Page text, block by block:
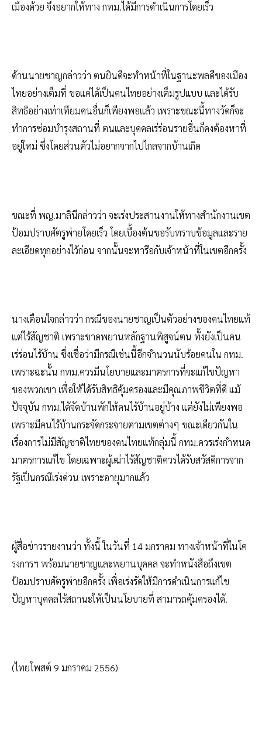
เมืองด้วย จึงอยากให้ทาง กทม.ได้มีการดำเนินการโดยเร็ว
ด้านนายชาญกล่าวว่า ตนยินดีจะทำหน้าที่ในฐานะพลดีของเมือง
ไทยอย่างเต็มที่ ขอแค่ได้เป็นคนไทยอย่างเต็มรูปแบบ และได้รับ
สิทธิอย่างเท่าเทียมคนอื่นก็เพียงพอแล้ว เพราะขณะนี้ทางวัดก็จะ
ทำการซ่อมบำรุงสถานที่ ตนและบุคคลเร่ร่อนรายอื่นก็คงต้องหาที่
อยู่ใหม่ ซึ่งโดยส่วนตัวไม่อยากจากไปไกลจากบ้านเกิด
ขณะที่ พญ.มาลินีกล่าวว่า จะเร่งประสานงานให้ทางสำนักงานเขต
ป้อมปราบศัตรูพ่ายโดยเร็ว โดยเบื้องต้นขอรับทราบข้อมูลและราย
ละเอียดทุกอย่างไว้ก่อน จากนั้นจะหารือกับเจ้าหน้าที่ในเขตอีกครั้ง
นางเตือนใจกล่าวว่า กรณีของนายชาญเป็นตัวอย่างของคนไทยแท้
แต่ไร้สัญชาติ เพราะขาดพยานหลักฐานพิสูจน์ตน ทั้งยังเป็นคน
เร่ร่อนไร้บ้าน ซึ่งเชื่อว่ามีกรณีเช่นนี้อีกจำนวนนับร้อยคนใน กทม.
เพราะฉะนั้น กทม.ควรมีนโยบายและมาตรการที่จะแก้ไขปัญหา
ของพวกเขา เพื่อให้ได้รับสิทธิคุ้มครองและมีคุณภาพชีวิตที่ดี แม้
ปัจจุบัน กทม.ได้จัดบ้านพักให้คนไร้บ้านอยู่บ้าง แต่ยังไม่เพียงพอ
เพราะมีคนไร้บ้านกระจัดกระจายตามเขตต่างๆ ขณะเดียวกันใน
เรื่องการไม่มีสัญชาติไทยของคนไทยแท้กลุ่มนี้ กทม.ควรเร่งกำหนด
มาตรการแก้ไข โดยเฉพาะผู้เฒ่าไร้สัญชาติควรได้รับสวัสดิการจาก
รัฐเป็นกรณีเร่งด่วน เพราะอายุมากแล้ว
ผู้สื่อข่าวรายงานว่า ทั้งนี้ ในวันที่ 14 มกราคม ทางเจ้าหน้าที่ในโค
รงการฯ พร้อมนายชาญและพยานบุคคล จะทำหนังสือถึงเขต
ป้อมปราบศัตรูพ่ายอีกครั้ง เพื่อเร่งรัดให้มีการดำเนินการแก้ไข
ปัญหาบุคคลไร้สถานะให้เป็นนโยบายที่ สามารถคุ้มครองได้.
(ไทยโพสต์ 9 มกราคม 2556)